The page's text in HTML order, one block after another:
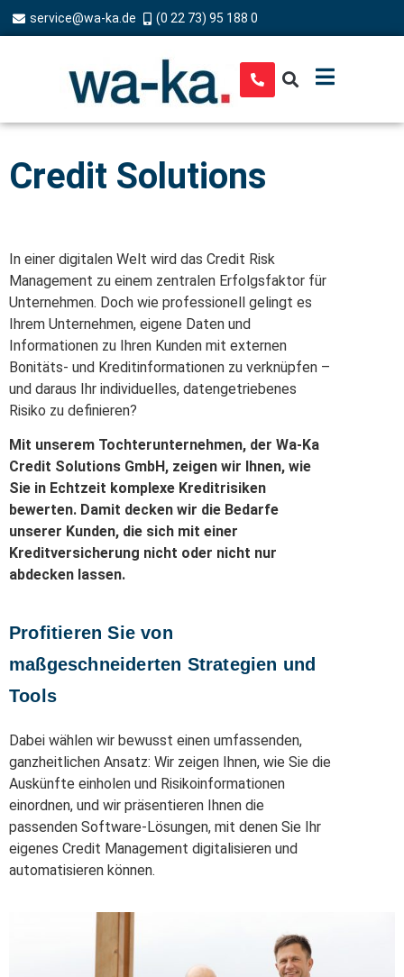
service@wa-ka.de (0 22 73) 95 188 0
Credit Solutions
In einer digitalen Welt wird das Credit Risk
Management zu einem zentralen Erfolgsfaktor für
Unternehmen. Doch wie professionell gelingt es
Ihrem Unternehmen, eigene Daten und
Informationen zu Ihren Kunden mit externen
Bonitäts- und Kreditinformationen zu verknüpfen –
und daraus Ihr individuelles, datengetriebenes
Risiko zu definieren?
Mit unserem Tochterunternehmen, der Wa-Ka
Credit Solutions GmbH, zeigen wir Ihnen, wie
Sie in Echtzeit komplexe Kreditrisiken
bewerten. Damit decken wir die Bedarfe
unserer Kunden, die sich mit einer
Kreditversicherung nicht oder nicht nur
abdecken lassen.
Profitieren Sie von
maßgeschneiderten Strategien und
Tools
Dabei wählen wir bewusst einen umfassenden,
ganzheitlichen Ansatz: Wir zeigen Ihnen, wie Sie die
Auskünfte einholen und Risikoinformationen
einordnen, und wir präsentieren Ihnen die
passenden Software-Lösungen, mit denen Sie Ihr
eigenes Credit Management digitalisieren und
automatisieren können.